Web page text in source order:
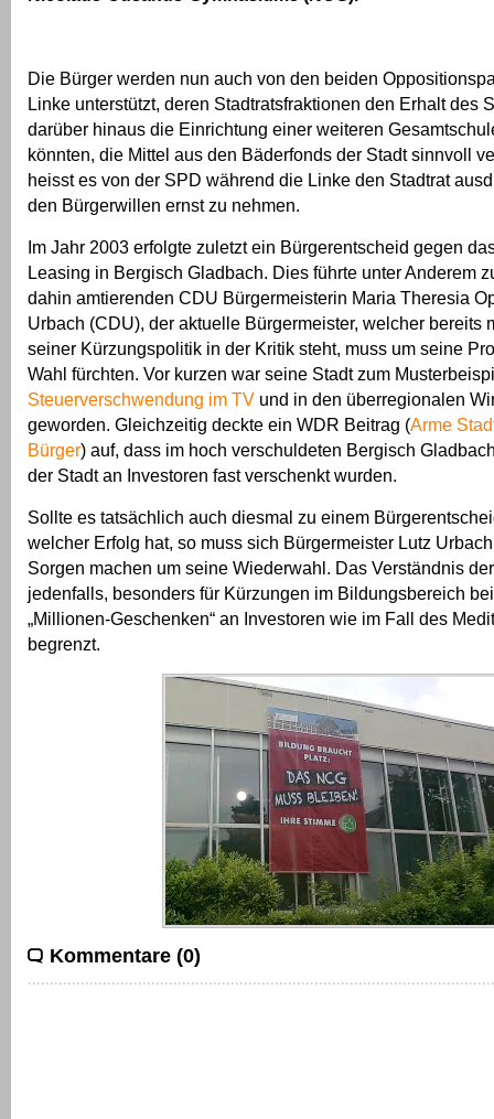
Die Bürger werden nun auch von den beiden
Linke unterstützt, deren Stadtratsfraktionen den Erhalt des
darüber hinaus die Einrichtung einer weiteren
könnten, die Mittel aus den Bäderfonds der Stadt sinnvoll
heisst es von der SPD während die Linke den Stadtrat
den Bürgerwillen ernst zu nehmen.
Im Jahr 2003 erfolgte zuletzt ein Bürgerentscheid gegen
Leasing in Bergisch Gladbach. Dies führte unter Anderem
dahin amtierenden CDU Bürgermeisterin Maria Theresia
Urbach (CDU), der aktuelle Bürgermeister, welcher bereits
seiner Kürzungspolitik in der Kritik steht, muss um seine
Wahl fürchten. Vor kurzen war seine Stadt zum
Steuerverschwendung im TV und in den überregionalen
geworden. Gleichzeitig deckte ein WDR Beitrag (Arme
Bürger) auf, dass im hoch verschuldeten Bergisch
der Stadt an Investoren fast verschenkt wurden.
Sollte es tatsächlich auch diesmal zu einem
welcher Erfolg hat, so muss sich Bürgermeister Lutz
Sorgen machen um seine Wiederwahl. Das Verständnis
jedenfalls, besonders für Kürzungen im Bildungsbereich
„Millionen-Geschenken“ an Investoren wie im Fall des
begrenzt.
Kommentare (0)